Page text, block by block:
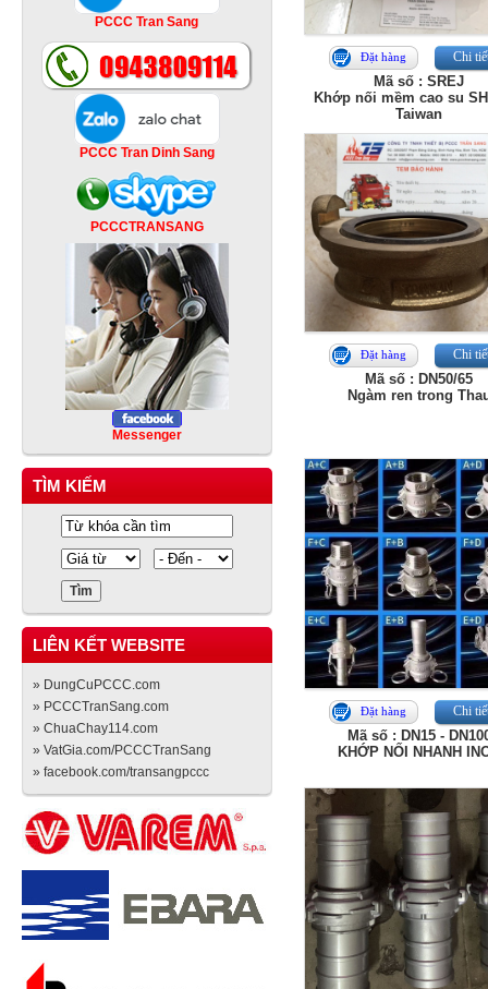
PCCC Tran Sang
PCCC Tran Dinh Sang
PCCCTRANSANG
Messenger
TÌM KIẾM
LIÊN KẾT WEBSITE
» DungCuPCCC.com
» PCCCTranSang.com
» ChuaChay114.com
» VatGia.com/PCCCTranSang
» facebook.com/transangpccc
Đặt hàng Chi
Mã số : SREJ
Khớp nối mềm cao su
Taiwan
Đặt hàng Chi
Mã số : DN50/65
Ngàm ren trong
Đặt hàng Chi
Mã số : DN15 -
KHỚP NỐI NHANH